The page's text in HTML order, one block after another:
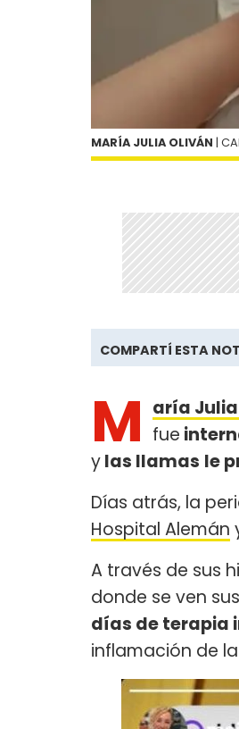
MARÍA JULIA OLIVÁN |
COMPARTÍ ESTA
M aría
fue
ylas llamas le
Días atrás, la
Hospital Alemán
A través de sus
donde se ven
días de terapia
inflamación de